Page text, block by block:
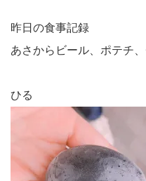
昨日の食事記録
あさからビール、ポテチ
ひる